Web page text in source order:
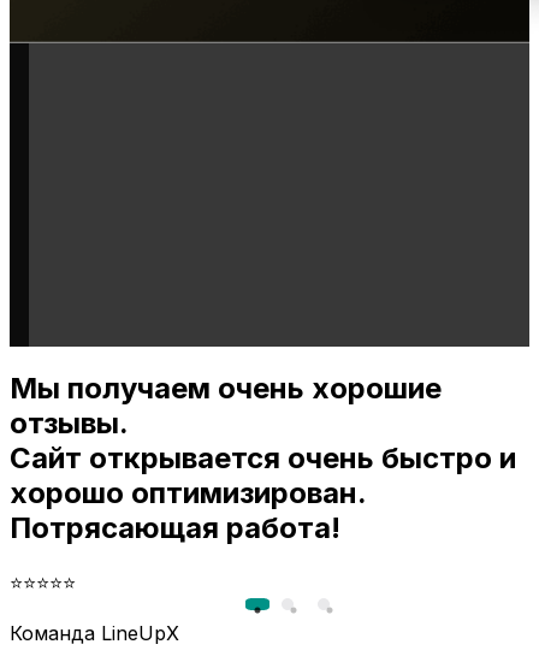
Мы получаем очень хорошие
отзывы.
Сайт открывается очень быстро и
хорошо оптимизирован.
Потрясающая работа!
⭐⭐⭐⭐⭐
Команда LineUpX